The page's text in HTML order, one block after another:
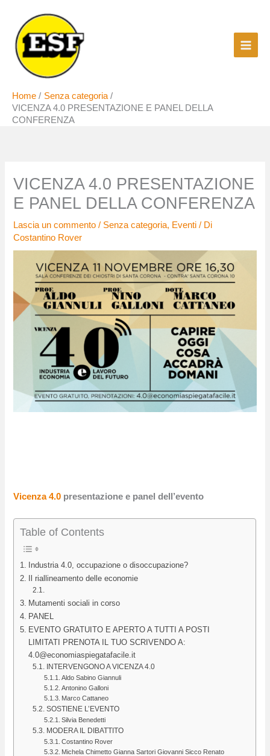
contenuto
Home
Senza categoria
VICENZA 4.0 PRESENTAZIONE E PANEL DELLA
CONFERENZA
VICENZA 4.0 PRESENTAZIONE
E PANEL DELLA CONFERENZA
Lascia un commento / Senza categoria, Eventi / Di
Costantino Rover
Vicenza 4.0 presentazione e panel dell’evento
Table of Contents
Industria 4.0, occupazione o disoccupazione?
Il riallineamento delle economie
Mutamenti sociali in corso
PANEL
EVENTO GRATUITO E APERTO A TUTTI A POSTI
LIMITATI PRENOTA IL TUO SCRIVENDO A:
4.0@economiaspiegatafacile.it
INTERVENGONO A VICENZA 4.0
Aldo Sabino Giannuli
Antonino Galloni
Marco Cattaneo
SOSTIENE L’EVENTO
Silvia Benedetti
MODERA IL DIBATTITO
Costantino Rover
Michela Chimetto Gianna Sartori Giovanni Sicco Renato